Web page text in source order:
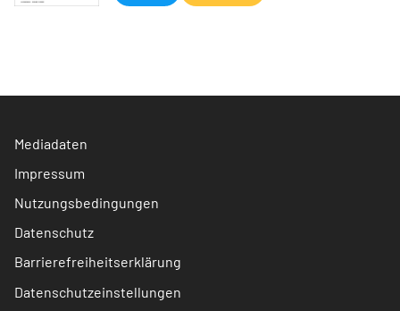
Mediadaten
Impressum
Nutzungsbedingungen
Datenschutz
Barrierefreiheitserklärung
Datenschutzeinstellungen